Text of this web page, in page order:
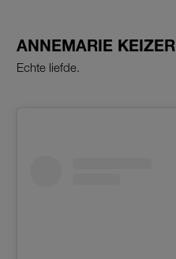
ANNEMARIE KEIZER
Echte liefde.